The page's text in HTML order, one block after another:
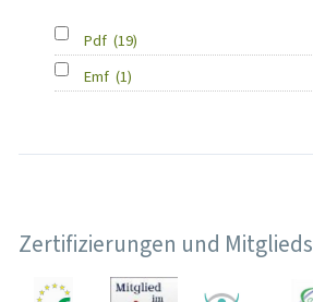
Pdf (19)
Emf (1)
Zertifizierungen und